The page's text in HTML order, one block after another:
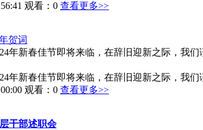
观看：0 查看更多>>
贺词
年新春佳节即将来临，在辞旧迎新之际，我
年新春佳节即将来临，在辞旧迎新之际，我们
观看：0 查看更多>>
干部述职会